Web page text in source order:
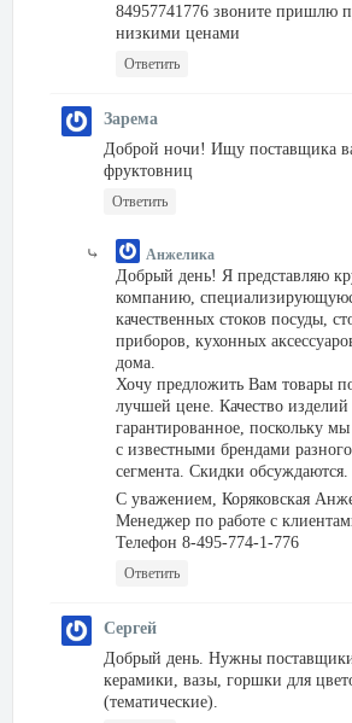
84957741776 звоните пришлю
низкими ценами
Ответить
Зарема
Доброй ночи! Ищу поставщика
фруктовниц
Ответить
Анжелика
Добрый день! Я представляю
компанию,
качественных стоков посуды,
приборов, кухонных
дома.
Хочу предложить Вам товары
лучшей цене. Качество изделий
гарантированное, поскольку мы
с известными брендами
сегмента. Скидки обсуждаются.
С уважением, Коряковская
Менеджер по работе с
Телефон 8-495-774-1-776
Ответить
Сергей
Добрый день. Нужны
керамики, вазы, горшки для
(тематические).